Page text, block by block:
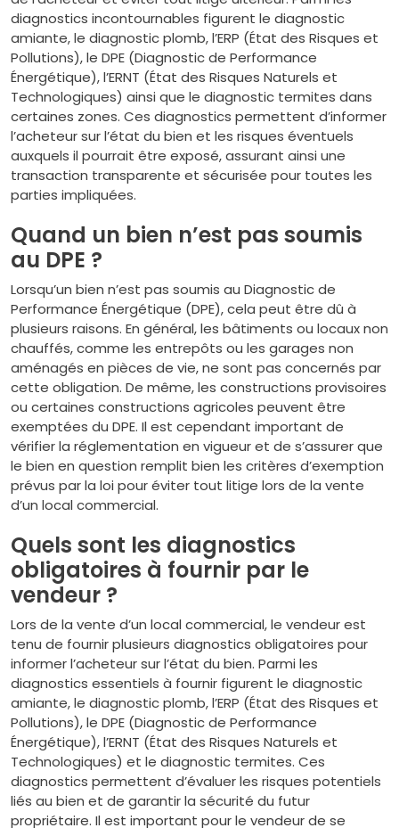
diagnostics incontournables figurent le diagnostic
amiante, le diagnostic plomb, l’ERP (État des Risques et
Pollutions), le DPE (Diagnostic de Performance
Énergétique), l’ERNT (État des Risques Naturels et
Technologiques) ainsi que le diagnostic termites dans
certaines zones. Ces diagnostics permettent d’informer
l’acheteur sur l’état du bien et les risques éventuels
auxquels il pourrait être exposé, assurant ainsi une
transaction transparente et sécurisée pour toutes les
parties impliquées.
Quand un bien n’est pas soumis
au DPE ?
Lorsqu’un bien n’est pas soumis au Diagnostic de
Performance Énergétique (DPE), cela peut être dû à
plusieurs raisons. En général, les bâtiments ou locaux non
chauffés, comme les entrepôts ou les garages non
aménagés en pièces de vie, ne sont pas concernés par
cette obligation. De même, les constructions provisoires
ou certaines constructions agricoles peuvent être
exemptées du DPE. Il est cependant important de
vérifier la réglementation en vigueur et de s’assurer que
le bien en question remplit bien les critères d’exemption
prévus par la loi pour éviter tout litige lors de la vente
d’un local commercial.
Quels sont les diagnostics
obligatoires à fournir par le
vendeur ?
Lors de la vente d’un local commercial, le vendeur est
tenu de fournir plusieurs diagnostics obligatoires pour
informer l’acheteur sur l’état du bien. Parmi les
diagnostics essentiels à fournir figurent le diagnostic
amiante, le diagnostic plomb, l’ERP (État des Risques et
Pollutions), le DPE (Diagnostic de Performance
Énergétique), l’ERNT (État des Risques Naturels et
Technologiques) et le diagnostic termites. Ces
diagnostics permettent d’évaluer les risques potentiels
liés au bien et de garantir la sécurité du futur
propriétaire. Il est important pour le vendeur de se